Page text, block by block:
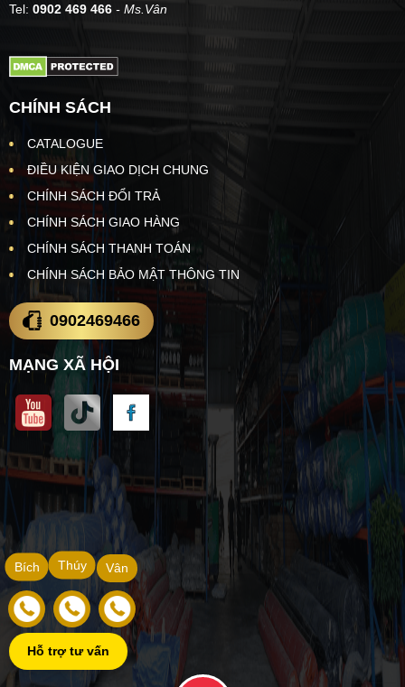
Tel: 0902 469 466 - Ms.Vân
CHÍNH SÁCH
CATALOGUE
ĐIỀU KIỆN GIAO DỊCH CHUNG
CHÍNH SÁCH ĐỔI TRẢ
CHÍNH SÁCH GIAO HÀNG
CHÍNH SÁCH THANH TOÁN
CHÍNH SÁCH BẢO MẬT THÔNG TIN
0902469466
MẠNG XÃ HỘI
Vân
Thúy
Bích
Hỗ trợ tư vấn